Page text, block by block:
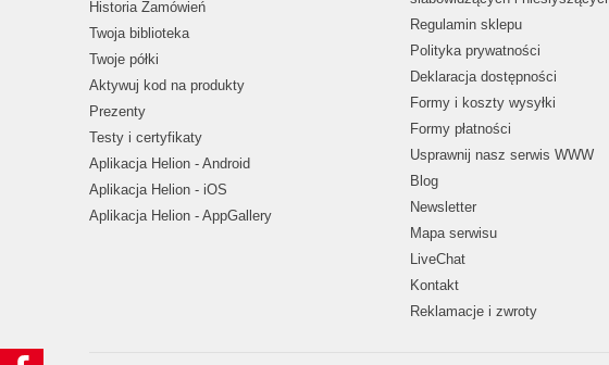
Historia Zamówień
Twoja biblioteka
Twoje półki
Aktywuj kod na produkty
Prezenty
Testy i certyfikaty
Aplikacja Helion - Android
Aplikacja Helion - iOS
Aplikacja Helion - AppGallery
Regulamin sklepu
Polityka prywatności
Deklaracja dostępności
Formy i koszty wysyłki
Formy płatności
Usprawnij nasz serwis WWW
Blog
Newsletter
Mapa serwisu
LiveChat
Kontakt
Reklamacje i zwroty